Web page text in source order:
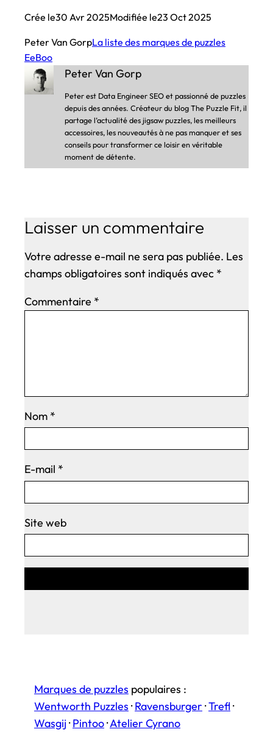
Crée le30 Avr 2025Modifiée le23 Oct 2025
Peter Van GorpLa liste des marques de puzzles
EeBoo
Peter Van Gorp
Peter est Data Engineer SEO et passionné de puzzles
depuis des années. Créateur du blog The Puzzle Fit, il
partage l’actualité des jigsaw puzzles, les meilleurs
accessoires, les nouveautés à ne pas manquer et ses
conseils pour transformer ce loisir en véritable
moment de détente.
Laisser un commentaire
Votre adresse e-mail ne sera pas publiée. Les
champs obligatoires sont indiqués avec *
Commentaire *
Nom *
E-mail *
Site web
Marques de puzzles populaires :
Wentworth Puzzles ·Ravensburger ·Trefl·
Wasgij·Pintoo·Atelier Cyrano